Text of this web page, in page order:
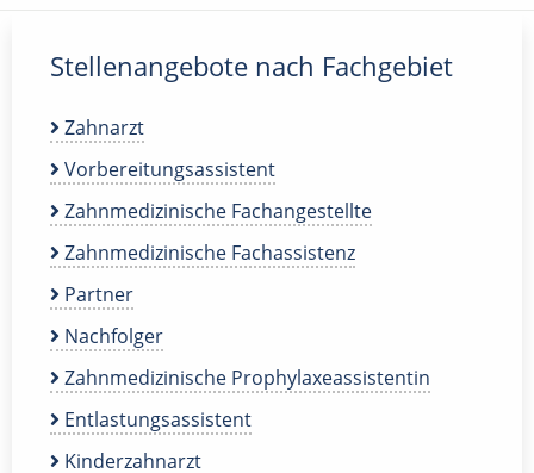
Stellenangebote nach Fachgebiet
Zahnarzt
Vorbereitungsassistent
Zahnmedizinische Fachangestellte
Zahnmedizinische Fachassistenz
Partner
Nachfolger
Zahnmedizinische Prophylaxeassistentin
Entlastungsassistent
Kinderzahnarzt